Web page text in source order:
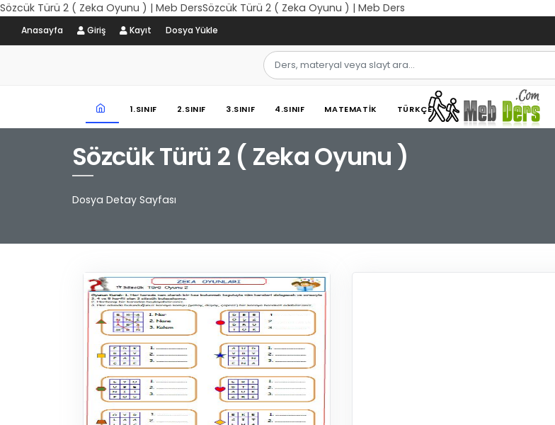
Sözcük Türü 2 ( Zeka Oyunu ) | Meb DersSözcük Türü 2 ( Zeka Oyunu ) | Meb Ders
Anasayfa Giriş Kayıt Dosya Yükle
1.SINIF 2.SINIF 3.SINIF 4.SINIF MATEMATIK TÜRKÇE
Sözcük Türü 2 ( Zeka Oyunu )
Dosya Detay Sayfası